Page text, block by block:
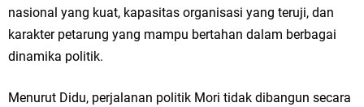
nasional yang kuat, kapasitas organisasi yang teruji, dan
karakter petarung yang mampu bertahan dalam berbagai
dinamika politik.
Menurut Didu, perjalanan politik Mori tidak dibangun secara